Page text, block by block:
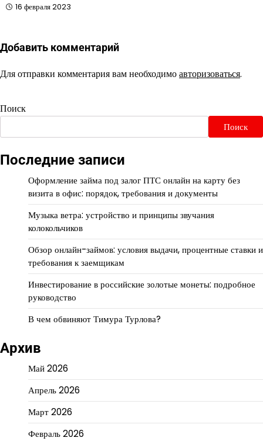
16 февраля 2023
Добавить комментарий
Для отправки комментария вам необходимоавторизоваться.
Поиск
Поиск
Последние записи
Оформление займа под залог ПТС онлайн на карту без
визита в офис: порядок, требования и документы
Музыка ветра: устройство и принципы звучания
колокольчиков
Обзор онлайн-займов: условия выдачи, процентные ставки и
требования к заемщикам
Инвестирование в российские золотые монеты: подробное
руководство
В чем обвиняют Тимура Турлова?
Архив
Май 2026
Апрель 2026
Март 2026
Февраль 2026